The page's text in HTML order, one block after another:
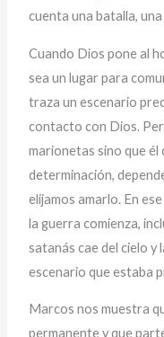
cuenta una batalla,
Cuando Dios pone al
sea un lugar para
traza un escenario
contacto con Dios.
marionetas sino que él
determinación,
elijamos amarlo. En
la guerra comienza,
satanás cae del cielo y
escenario que estaba
Marcos nos muestra
permanente y que